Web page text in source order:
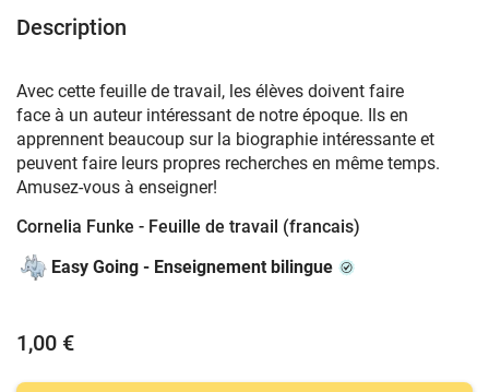
Description
Avec cette feuille de travail, les élèves doivent faire
face à un auteur intéressant de notre époque. Ils en
apprennent beaucoup sur la biographie intéressante et
peuvent faire leurs propres recherches en même temps.
Amusez-vous à enseigner!
Cornelia Funke - Feuille de travail (francais)
Easy Going - Enseignement bilingue
1,00 €